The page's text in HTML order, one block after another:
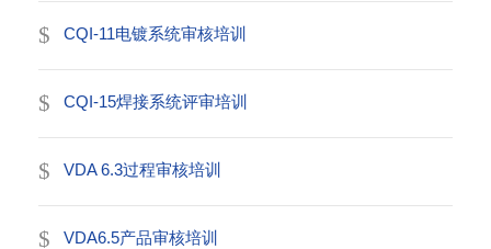
CQI-11电镀系统审核培训
CQI-15焊接系统评审培训
VDA 6.3过程审核培训
VDA6.5产品审核培训